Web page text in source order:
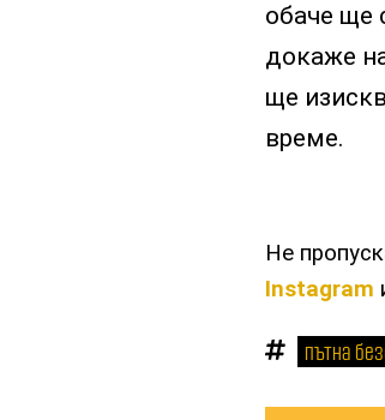
обаче ще
докаже
ще
време.
Не
Instagram
пътна